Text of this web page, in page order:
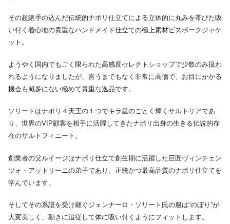
その超絶手の込んだ伝統的ナポリ仕立てによる立体的に丸みを帯びた吸
い付く着心地の貴重なハンドメイド仕立ての極上素材ビスポークジャケ
ット。
ようやく国内でもごく限られた高感度セレクトショップで少数のみ扱わ
れるようになりましたが、言うまでもなく非常に高価で、お目にかかる
機会も滅多にない極めて貴重な逸品です。
ソリートはナポリ４天王の１つでキラ星のごとく輝くサルトリアであ
り、世界のVIP顧客を相手に活躍してきたナポリ出身の生きる伝説的存
在のサルトフィニート。
創業者の父ルイージはナポリ仕立て創生期に活躍した巨匠ヴィンチェン
ツォ・アットリーニの弟子であり、正統かつ最高品質のナポリ仕立てを
学んでいます。
そしてその系譜を受け継ぐジェンナーロ・ソリート氏の服は“のぼり”が
大変美しく、動きに追従して体に吸い付くようにフィットします。